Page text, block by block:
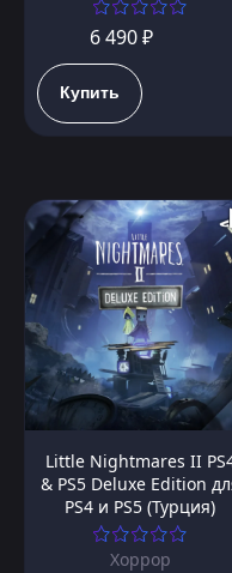
6 490 ₽
Купить
Little Nightmares II
& PS5 Deluxe Edition
PS4 и PS5 (Турция)
Хоррор